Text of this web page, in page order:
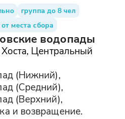
группа до 8 чел
места сбора
водопады
Центральный
(Нижний),
(Средний),
(Верхний),
и возвращение.